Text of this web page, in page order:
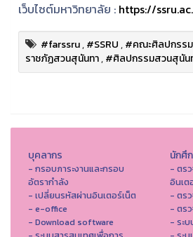
เว็บไซต์มหาวิทยาลัย : https://
#farssru,#SSRU,#คณะศิลปกรร
ราชภัฏสวนสุนันทา,#ศิลปกรรมสวนสุนัน
บุคลากร
- กรอบภาระงานและกรอบ
อัตรากำลัง
- เปลี่ยนรหัสผ่านอินเตอร์เน็ต
- e-office
- Download software
นักศึ
- ตร
อินเต
- ตร
- ตร
- ระ